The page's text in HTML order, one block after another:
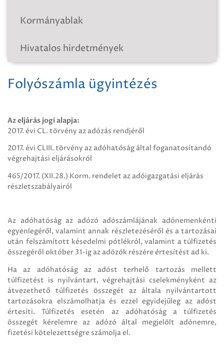
Kormányablak
Hivatalos hirdetmények
Folyószámla ügyintézés
Az eljárás jogi alapja:
2017. évi CL. törvény az adózás rendjéről
2017. évi CLIII. törvény az adóhatóság által foganatosítandó
végrehajtási eljárásokról
465/2017. (XII.28.) Korm. rendelet az adóigazgatási eljárás
részletszabályairól
Az adóhatóság az adózó adószámlájának adónemenkénti
egyenlegéről, valamint annak részletezéséről és a tartozásai
után felszámított késedelmi pótlékról, valamint a túlfizetés
összegéről október 31-ig az adózók részére értesítést ad ki.
Ha az adóhatóság az adóst terhelő tartozás mellett
túlfizetést is nyilvántart, végrehajtási cselekményként az
átvezethető túlfizetés összegét az általa nyilvántartott
tartozásokra elszámolhatja és ezzel egyidejűleg az adóst
értesíti. Túlfizetés esetén az adóhatóság a túlfizetés
összegét kérelemre az adózó által megjelölt adónemre,
fizetési kötelezettségre számolja el.